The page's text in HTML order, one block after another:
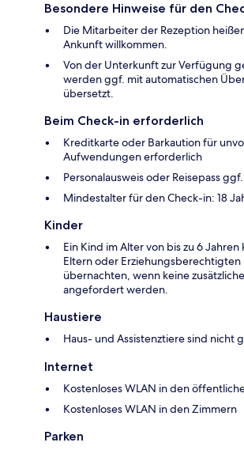
Besondere Hinweise für den
Die Mitarbeiter der Rezeption
Ankunft willkommen.
Von der Unterkunft zur Verfügung
werden ggf. mit automatischen
übersetzt.
Beim Check-in erforderlich
Kreditkarte oder Barkaution für
Aufwendungen erforderlich
Personalausweis oder Reisepass
Mindestalter für den Check-in: 18
Kinder
Ein Kind im Alter von bis zu 6
Eltern oder Erziehungsberechtigten
übernachten, wenn keine
angefordert werden.
Haustiere
Haus- und Assistenztiere sind nicht
Internet
Kostenloses WLAN in den
Kostenloses WLAN in den Zimmern
Parken